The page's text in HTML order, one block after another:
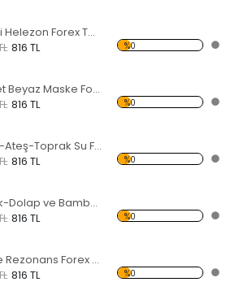
Renkli Helezon Forex Tablo
816 TL %0
2 Adet Beyaz Maske Forex Tablo
816 TL %0
Hava-Ateş-Toprak Su Forex Tablo
816 TL %0
Koltuk-Dolap ve Bambu Forex Tablo
816 TL %0
Işık ve Rezonans Forex Tablo
816 TL %0